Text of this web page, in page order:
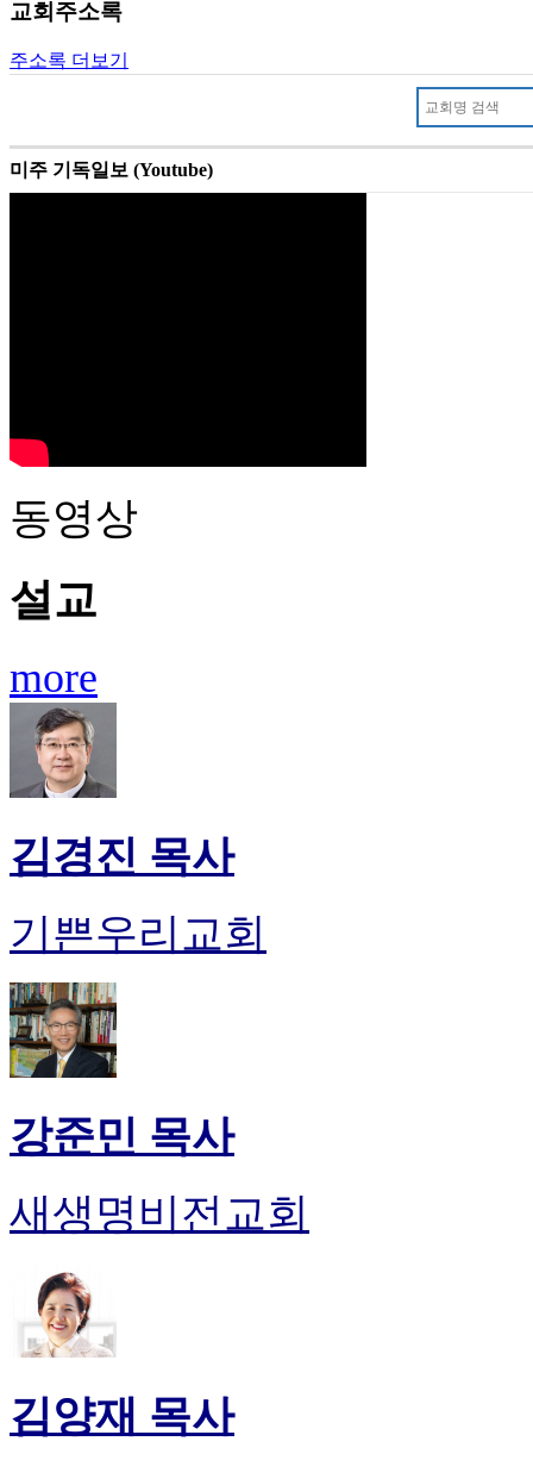
교회주소록
주소록 더보기
미주 기독일보 (Youtube)
동영상
설교
more
김경진 목사
기쁜우리교회
강준민 목사
새생명비전교회
김양재 목사